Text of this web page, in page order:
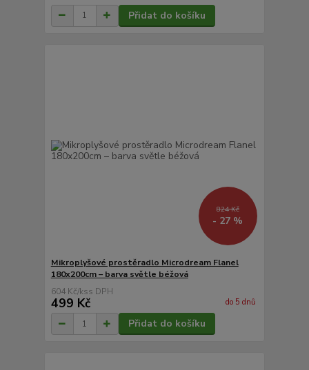
Přidat do košíku
824 Kč
- 27 %
Mikroplyšové prostěradlo Microdream Flanel
180x200cm – barva světle béžová
604 Kč/ks
499 Kč do 5 dnů
Přidat do košíku